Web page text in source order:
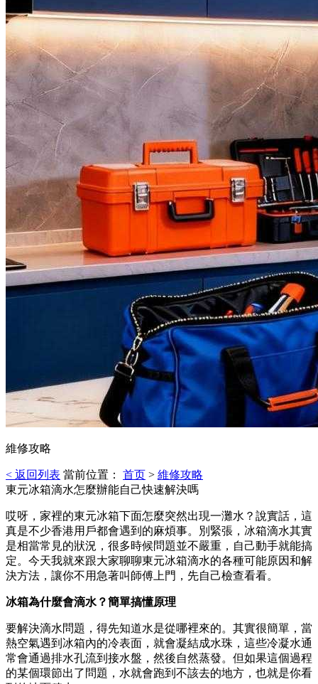
維修攻略
< 返回列表 當前位置： 首页 > 維修攻略
東元冰箱滴水怎麼辦能自己快速解決嗎
哎呀，家裡的東元冰箱下面怎麼突然出現一灘水？說實話，這
真是不少香港用戶都會遇到的麻煩事。別緊張，冰箱滴水其實
是相當常見的狀況，很多時候問題並不嚴重，自己動手就能搞
定。今天我就來跟大家聊聊東元冰箱滴水的各種可能原因和解
決方法，讓你不用急著叫師傅上門，先自己檢查看看。
冰箱為什麼會滴水？簡單搞懂原理
要解決滴水問題，得先知道水是從哪裡來的。其實很簡單，當
熱空氣遇到冰箱內的冷表面，就會凝結成水珠，這些冷凝水通
常會通過排水孔流到接水盤，然後自然蒸發。但如果這個過程
的某個環節出了問題，水就會跑到不該去的地方，也就是你看